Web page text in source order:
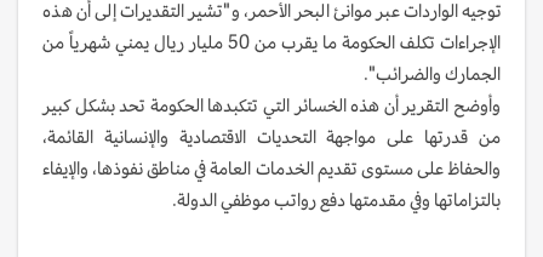
توجيه الواردات عبر موانئ البحر الأحمر، و"تشير التقديرات إلى أن هذه
الإجراءات تكلف الحكومة ما يقرب من 50 مليار ريال يمني شهرياً من
الجمارك والضرائب".
وأوضح التقرير أن هذه الخسائر التي تتكبدها الحكومة تحد بشكل كبير
من قدرتها على مواجهة التحديات الاقتصادية والإنسانية القائمة،
والحفاظ على مستوى تقديم الخدمات العامة في مناطق نفوذها، والإيفاء
بالتزاماتها وفي مقدمتها دفع رواتب موظفي الدولة.